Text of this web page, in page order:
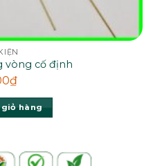
vòng cố định
₫
giỏ hàng